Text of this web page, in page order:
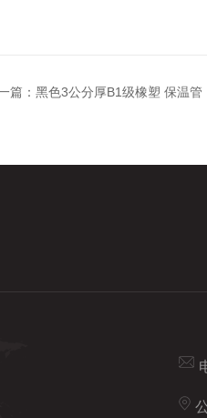
篇： 黑色3公分厚B1级橡塑 保温管